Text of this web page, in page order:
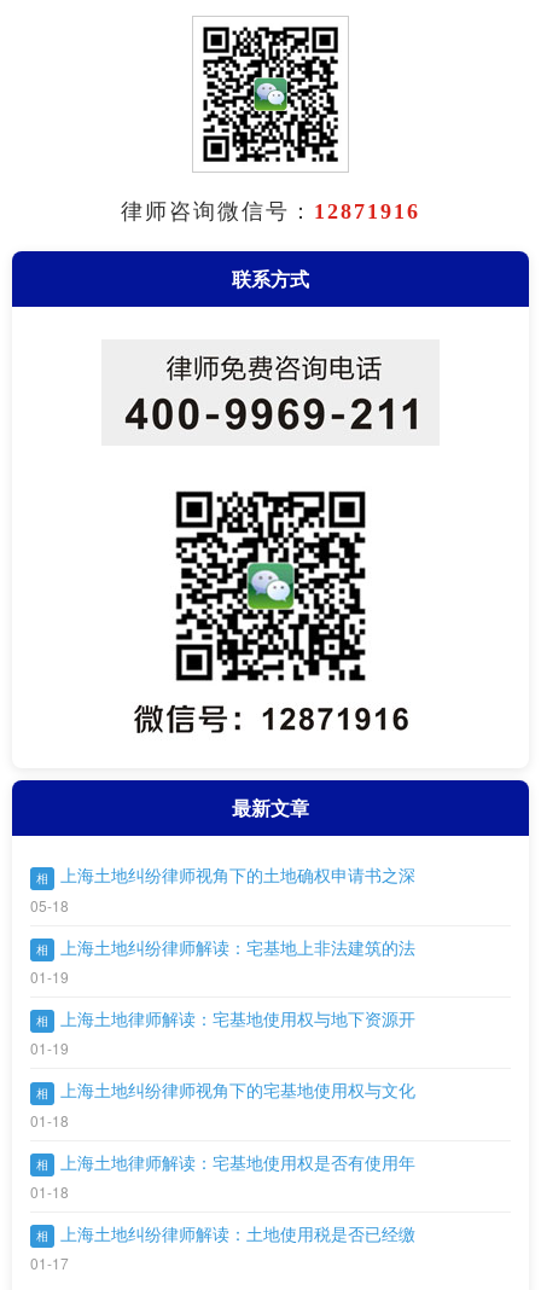
律师咨询微信号： 12871916
联系方式
最新文章
相 上海土地纠纷律师视角下的土地确权申请书之深
05-18
相 上海土地纠纷律师解读：宅基地上非法建筑的法
01-19
相 上海土地律师解读：宅基地使用权与地下资源开
01-19
相 上海土地纠纷律师视角下的宅基地使用权与文化
01-18
相 上海土地律师解读：宅基地使用权是否有使用年
01-18
相 上海土地纠纷律师解读：土地使用税是否已经缴
01-17